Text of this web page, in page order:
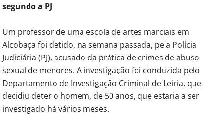
segundo a PJ
Um professor de uma escola de artes marciais em
Alcobaça foi detido, na semana passada, pela Polícia
Judiciária (PJ), acusado da prática de crimes de abuso
sexual de menores. A investigação foi conduzida pelo
Departamento de Investigação Criminal de Leiria, que
decidiu deter o homem, de 50 anos, que estaria a ser
investigado há vários meses.